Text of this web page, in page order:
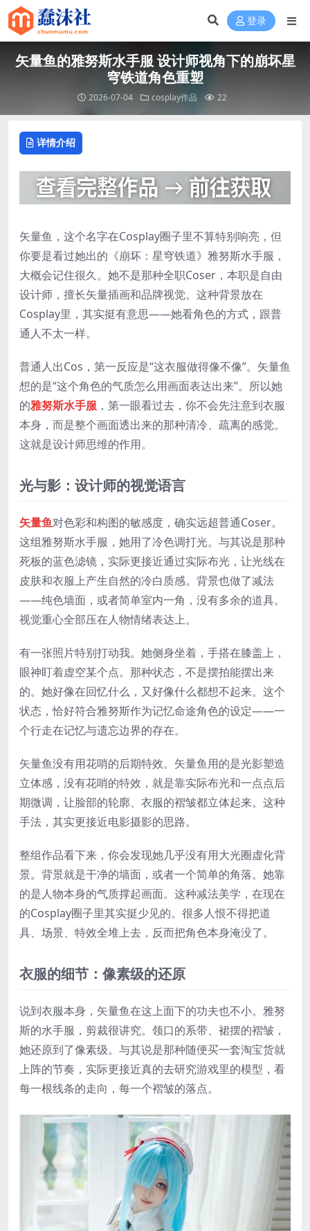
登录
矢量鱼的雅努斯水手服 设计师视角下的崩坏星
穹铁道角色重塑
2026-07-04 cosplay作品 22
详情介绍
矢量鱼，这个名字在Cosplay圈子里不算特别响亮，但
你要是看过她出的《崩坏：星穹铁道》雅努斯水手服，
大概会记住很久。她不是那种全职Coser，本职是自由
设计师，擅长矢量插画和品牌视觉。这种背景放在
Cosplay里，其实挺有意思——她看角色的方式，跟普
通人不太一样。
普通人出Cos，第一反应是“这衣服做得像不像”。矢量鱼
想的是“这个角色的气质怎么用画面表达出来”。所以她
的雅努斯水手服 ，第一眼看过去，你不会先注意到衣服
本身，而是整个画面透出来的那种清冷、疏离的感觉。
这就是设计师思维的作用。
光与影：设计师的视觉语言
矢量鱼对色彩和构图的敏感度，确实远超普通Coser。
这组雅努斯水手服，她用了冷色调打光。与其说是那种
死板的蓝色滤镜，实际更接近通过实际布光，让光线在
皮肤和衣服上产生自然的冷白质感。背景也做了减法
——纯色墙面，或者简单室内一角，没有多余的道具。
视觉重心全部压在人物情绪表达上。
有一张照片特别打动我。她侧身坐着，手搭在膝盖上，
眼神盯着虚空某个点。那种状态，不是摆拍能摆出来
的。她好像在回忆什么，又好像什么都想不起来。这个
状态，恰好符合雅努斯作为记忆命途角色的设定——一
个行走在记忆与遗忘边界的存在。
矢量鱼没有用花哨的后期特效。矢量鱼用的是光影塑造
立体感，没有花哨的特效，就是靠实际布光和一点点后
期微调，让脸部的轮廓、衣服的褶皱都立体起来。这种
手法，其实更接近电影摄影的思路。
整组作品看下来，你会发现她几乎没有用大光圈虚化背
景。背景就是干净的墙面，或者一个简单的角落。她靠
的是人物本身的气质撑起画面。这种减法美学，在现在
的Cosplay圈子里其实挺少见的。很多人恨不得把道
具、场景、特效全堆上去，反而把角色本身淹没了。
衣服的细节：像素级的还原
说到衣服本身，矢量鱼在这上面下的功夫也不小。雅努
斯的水手服，剪裁很讲究。领口的系带、裙摆的褶皱，
她还原到了像素级。与其说是那种随便买一套淘宝货就
上阵的节奏，实际更接近真的去研究游戏里的模型，看
每一根线条的走向，每一个褶皱的落点。